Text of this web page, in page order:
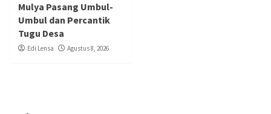
Mulya Pasang Umbul-
Umbul dan Percantik
Tugu Desa
Edi Lensa Agustus 8, 2026